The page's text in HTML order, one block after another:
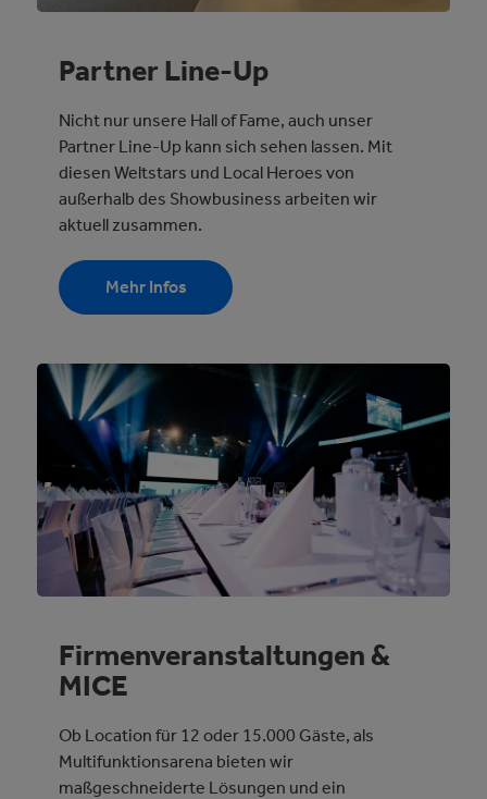
Partner Line-Up
Nicht nur unsere Hall of Fame, auch unser
Partner Line-Up kann sich sehen lassen. Mit
diesen Weltstars und Local Heroes von
außerhalb des Showbusiness arbeiten wir
aktuell zusammen.
Mehr Infos
Firmenveranstaltungen &
MICE
Ob Location für 12 oder 15.000 Gäste, als
Multifunktionsarena bieten wir
maßgeschneiderte Lösungen und ein